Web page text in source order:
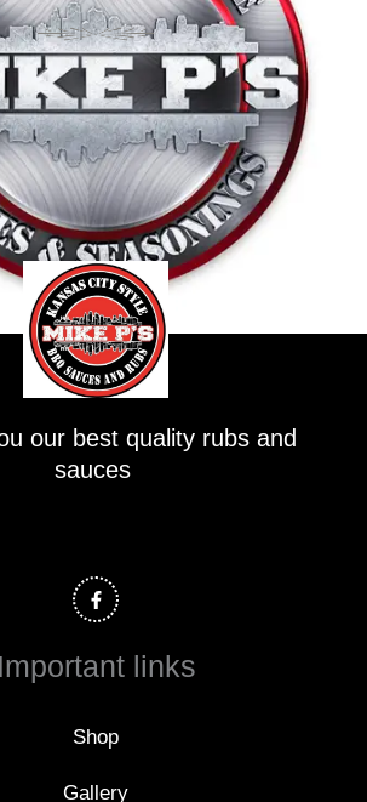
our best quality rubs and
sauces
a
c
e
o
Important links
Shop
Gallery